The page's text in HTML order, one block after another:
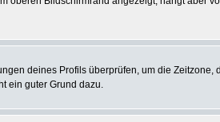
deines Profils überprüfen, um die Zeitzone,
ein guter Grund dazu.